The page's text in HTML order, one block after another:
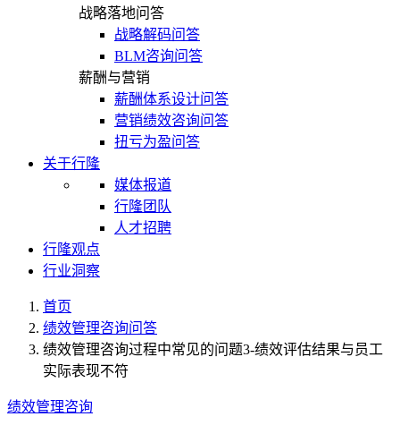
战略落地问答
战略解码问答
BLM咨询问答
薪酬与营销
薪酬体系设计问答
营销绩效咨询问答
扭亏为盈问答
关于行隆
媒体报道
行隆团队
人才招聘
行隆观点
行业洞察
首页
绩效管理咨询问答
绩效管理咨询过程中常见的问题3-绩效评估结果与员工
实际表现不符
绩效管理咨询